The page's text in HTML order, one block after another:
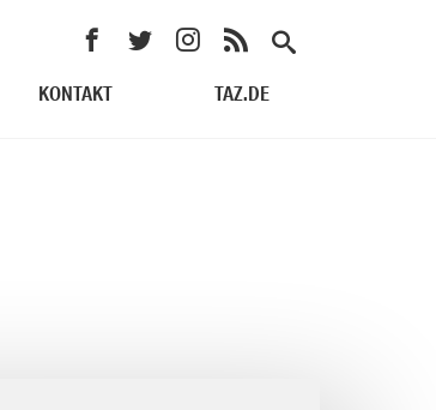
KONTAKT TAZ.DE